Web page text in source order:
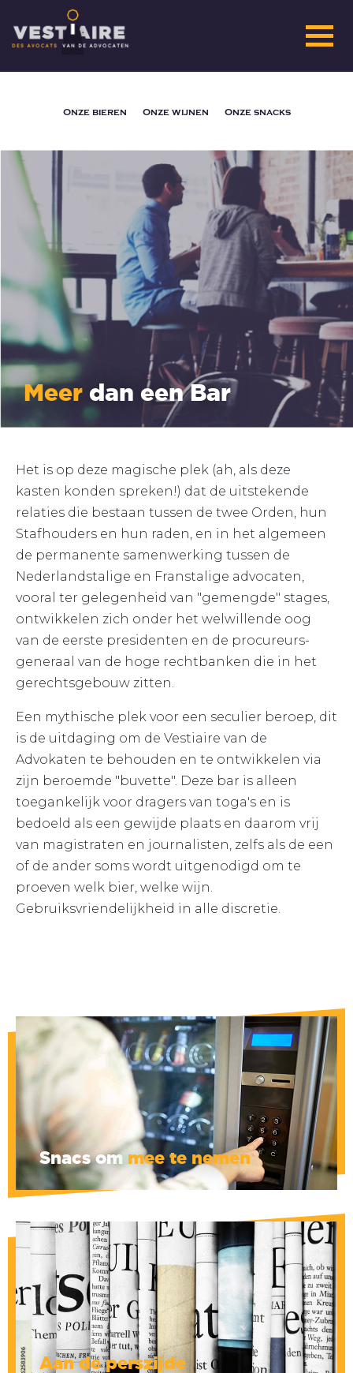
Onze bieren Onze wijnen Onze snacks
Meer dan een Bar
Het is op deze magische plek (ah, als deze
kasten konden spreken!) dat de uitstekende
relaties die bestaan tussen de twee Orden, hun
Stafhouders en hun raden, en in het algemeen
de permanente samenwerking tussen de
Nederlandstalige en Franstalige advocaten,
vooral ter gelegenheid van "gemengde" stages,
ontwikkelen zich onder het welwillende oog
van de eerste presidenten en de procureurs-
generaal van de hoge rechtbanken die in het
gerechtsgebouw zitten.
Een mythische plek voor een seculier beroep, dit
is de uitdaging om de Vestiaire van de
Advokaten te behouden en te ontwikkelen via
zijn beroemde "buvette". Deze bar is alleen
toegankelijk voor dragers van toga's en is
bedoeld als een gewijde plaats en daarom vrij
van magistraten en journalisten, zelfs als de een
of de ander soms wordt uitgenodigd om te
proeven welk bier, welke wijn.
Gebruiksvriendelijkheid in alle discretie.
Hier vindt U een distributeur van drankjes
en diverse snacks.
A Take away dienst... om hunkeren te
voorkomen tijdens de soms eindeloze
hoorzittingen!
Snacs om mee te nemen
De Morgen, De Standaard, 't Pallieterke, Le
Soir, La Libre, en Pan staan ??tot uw
beschikking, om van gedachten te
veranderen... of niet.
Aan de perszijde